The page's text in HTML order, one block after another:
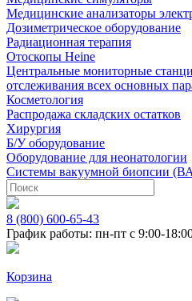
Медицинские анализаторы
Дозиметрическое оборудование
Радиационная терапия
Отоскопы Heine
Центральные мониторные
отслеживания всех основных
Косметология
Распродажа складских остатков
Хирургия
Б/У оборудование
Оборудование для неонатологии
Системы вакуумной биопсии
8 (800) 600-65-43
График работы: пн-пт с 9:00-
Корзина